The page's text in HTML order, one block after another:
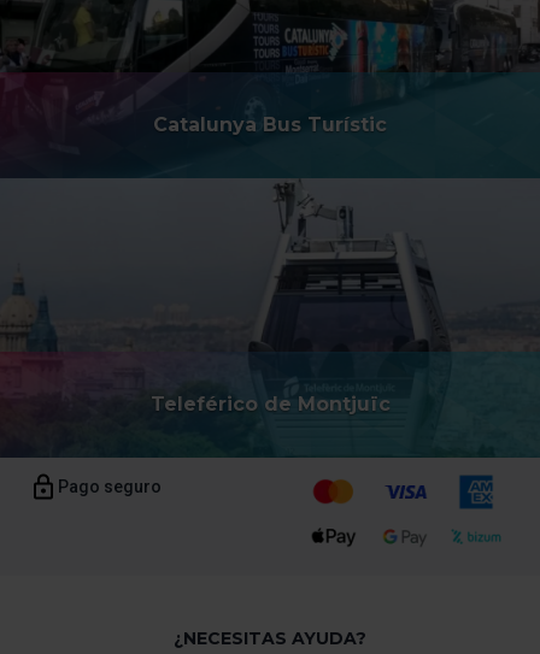
Catalunya Bus Turístic
Teleférico de Montjuïc
Pago seguro
¿NECESITAS AYUDA?